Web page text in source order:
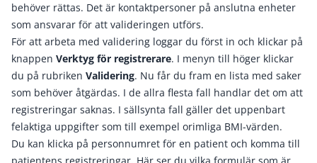
behöver rättas. Det är kontaktpersoner på anslutna enheter
som ansvarar för att valideringen utförs.
För att arbeta med validering loggar du först in och klickar på
knappen Verktyg för registrerare. I menyn till höger klickar
du på rubriken Validering. Nu får du fram en lista med saker
som behöver åtgärdas. I de allra flesta fall handlar det om att
registreringar saknas. I sällsynta fall gäller det uppenbart
felaktiga uppgifter som till exempel orimliga BMI-värden.
Du kan klicka på personnumret för en patient och komma till